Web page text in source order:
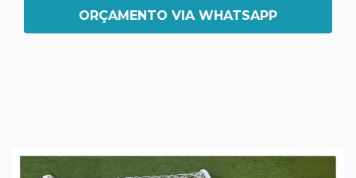
ORÇAMENTO VIA WHATSAPP